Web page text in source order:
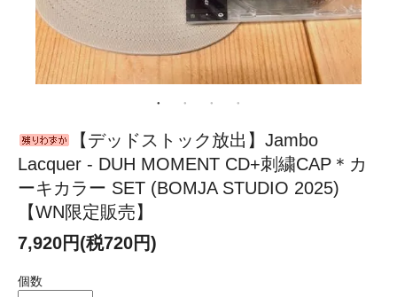
【デッドストック放出】Jambo
Lacquer - DUH MOMENT CD+刺繍CAP＊カ
ーキカラー SET (BOMJA STUDIO 2025)
【WN限定販売】
7,920円(税720円)
個数